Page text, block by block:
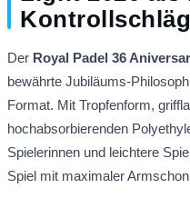
Der Royal Padel 36
bewährte Jubiläums-
Format. Mit Tropfenform,
hochabsorbierenden
Spielerinnen und leichtere
Spiel mit maximaler